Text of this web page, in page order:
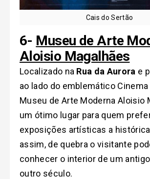
Cais do Sertão
6- Museu de Arte
Aloisio Magalhães
Localizado na Rua da Aurora e
ao lado do emblemático Cinema
Museu de Arte Moderna Aloisio
um ótimo lugar para quem
exposições artísticas a
assim, de quebra o visitante
conhecer o interior de um
outro século.